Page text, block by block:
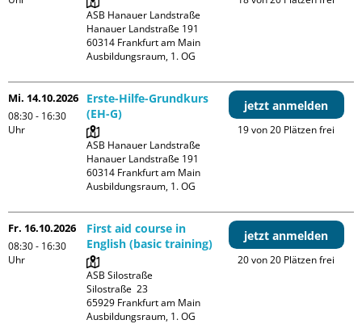
ASB Hanauer Landstraße
Hanauer Landstraße 191
60314 Frankfurt am Main
Ausbildungsraum, 1. OG
Mi. 14.10.2026
08:30 - 16:30
Uhr
Erste-Hilfe-Grundkurs
(EH-G)
ASB Hanauer Landstraße
Hanauer Landstraße 191
60314 Frankfurt am Main
Ausbildungsraum, 1. OG
jetzt anmelden
19 von 20 Plätzen frei
Fr. 16.10.2026
08:30 - 16:30
Uhr
First aid course in
English (basic training)
ASB Silostraße
Silostraße  23
65929 Frankfurt am Main
Ausbildungsraum, 1. OG
jetzt anmelden
20 von 20 Plätzen frei